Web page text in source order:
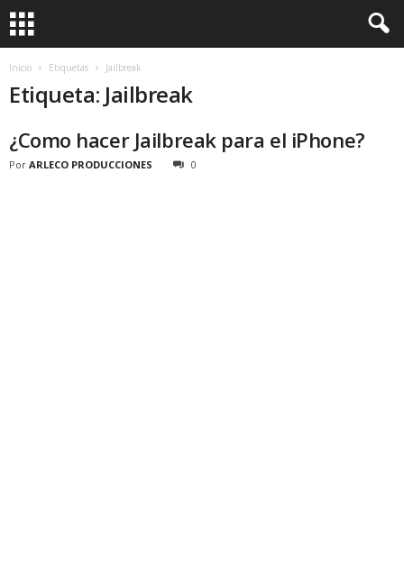
Inicio Etiquetas Jailbreak
Etiqueta: Jailbreak
¿Como hacer Jailbreak para el iPhone?
Por ARLECO PRODUCCIONES 0